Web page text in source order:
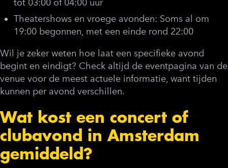
tot 03:00 of 04:00 uur
Theatershows en vroege avonden: Soms al om
19:00 begonnen, met een einde rond 22:00
Wil je zeker weten hoe laat een specifieke avond
begint en eindigt? Check altijd de eventpagina van de
venue voor de meest actuele informatie, want tijden
kunnen per avond verschillen.
Wat kost een concert of
clubavond in Amsterdam
gemiddeld?